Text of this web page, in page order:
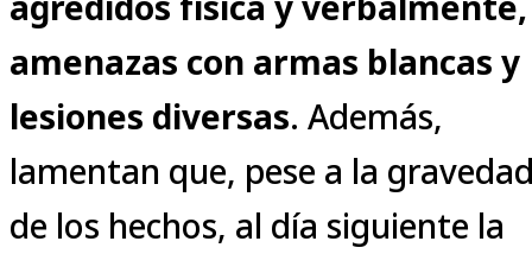
amenazas con armas blancas y
lesiones diversas. Además,
lamentan que, pese a la
de los hechos, al día siguiente la